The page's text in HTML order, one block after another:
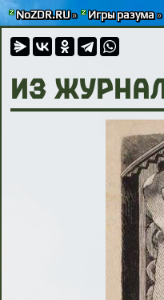
NoZDR.RU» Игры разума»
Из